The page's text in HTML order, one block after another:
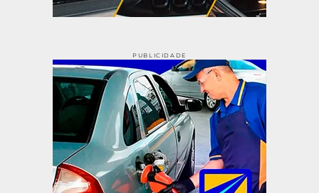
PUBLICIDADE